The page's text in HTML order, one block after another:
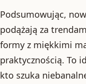
Podsumowując,
podążają za
formy z miękkimi
praktycznością. To
kto szuka